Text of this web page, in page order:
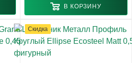
В КОРЗИНУ
Скидка